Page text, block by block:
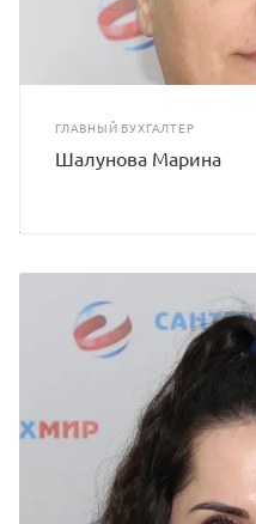
ГЛАВНЫЙ БУХГАЛТЕР
Шалунова Марина